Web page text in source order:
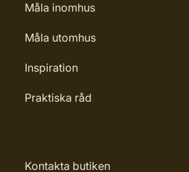
Måla inomhus
Måla utomhus
Inspiration
Praktiska råd
Kontakta butiken